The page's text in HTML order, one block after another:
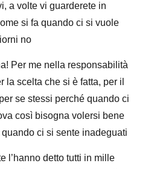
a volte vi guarderete in
si fa quando ci si vuole
no
Per me nella responsabilità
la scelta che si è fatta, per il
se stessi perché quando ci
così bisogna volersi bene
ci si sente inadeguati
l’hanno detto tutti in mille